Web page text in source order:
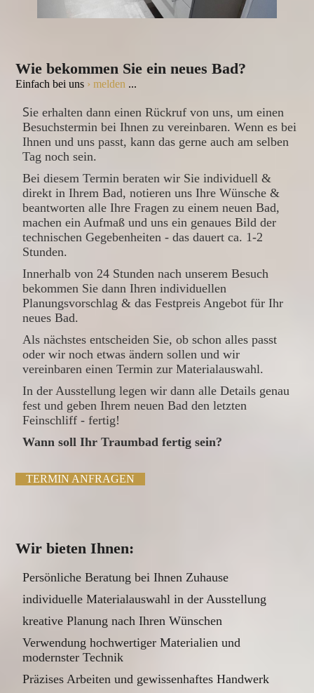
Wie bekommen Sie ein neues Bad?
Einfach bei uns › melden ...
Sie erhalten dann einen Rückruf von uns, um einen
Besuchstermin bei Ihnen zu vereinbaren. Wenn es bei
Ihnen und uns passt, kann das gerne auch am selben
Tag noch sein.
Bei diesem Termin beraten wir Sie individuell &
direkt in Ihrem Bad, notieren uns Ihre Wünsche &
beantworten alle Ihre Fragen zu einem neuen Bad,
machen ein Aufmaß und uns ein genaues Bild der
technischen Gegebenheiten - das dauert ca. 1-2
Stunden.
Innerhalb von 24 Stunden nach unserem Besuch
bekommen Sie dann Ihren individuellen
Planungsvorschlag & das Festpreis Angebot für Ihr
neues Bad.
Als nächstes entscheiden Sie, ob schon alles passt
oder wir noch etwas ändern sollen und wir
vereinbaren einen Termin zur Materialauswahl.
In der Ausstellung legen wir dann alle Details genau
fest und geben Ihrem neuen Bad den letzten
Feinschliff - fertig!
Wann soll Ihr Traumbad fertig sein?
TERMIN ANFRAGEN
Wir bieten Ihnen:
Persönliche Beratung bei Ihnen Zuhause
individuelle Materialauswahl in der Ausstellung
kreative Planung nach Ihren Wünschen
Verwendung hochwertiger Materialien und
modernster Technik
Präzises Arbeiten und gewissenhaftes Handwerk